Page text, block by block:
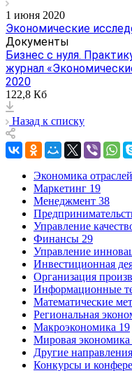
1 июня 2020
Экономические
Документы
Бизнес с нуля.
журнал
2020
122,8 Кб
Назад к списку
Экономика
Маркетинг 19
Менеджмент 38
Управление
Финансы 29
Управление
Инвестиционная
Организация
Информационные
Математические
Региональная
Макроэкономика 19
Мировая экономика
Другие направления
Конкурсы и